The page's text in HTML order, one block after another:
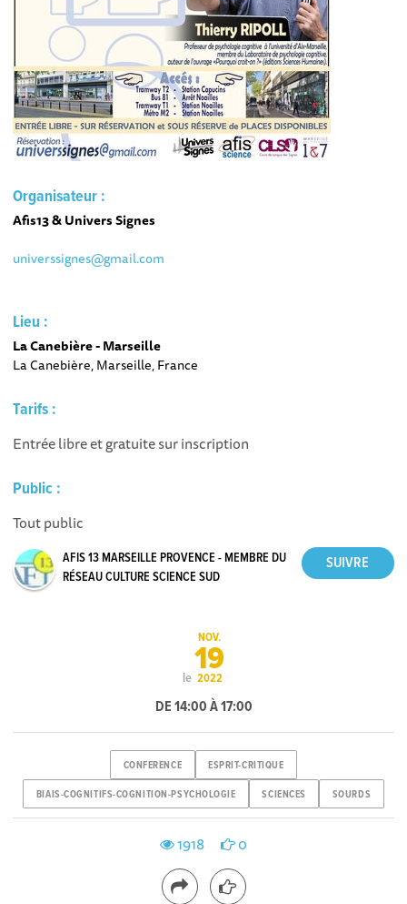
Organisateur :
Afis13 & Univers Signes
universsignes@gmail.com
Lieu :
La Canebière - Marseille
La Canebière, Marseille, France
Tarifs :
Entrée libre et gratuite sur inscription
Public :
Tout public
AFIS 13 MARSEILLE PROVENCE - MEMBRE DU
RÉSEAU CULTURE SCIENCE SUD
le
NOV.
19
2022
DE 14:00 À 17:00
CONFERENCE ESPRIT-CRITIQUE
BIAIS-COGNITIFS-COGNITION-PSYCHOLOGIE SCIENCES SOURDS
1918 0